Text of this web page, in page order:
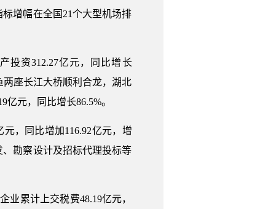
标增幅在全国21个大型机场排
投资312.27亿元，同比增长
两座长江大桥顺利合龙，湖北
元，同比增长86.5%。
，同比增加116.92亿元，增
勘察设计及招标代理投标等
累计上交税费48.19亿元，